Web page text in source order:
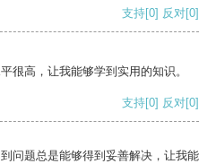
支持[0] 反对[0]
很高，让我能够学到实用的知识。
支持[0] 反对[0]
问题总是能够得到妥善解决，让我能